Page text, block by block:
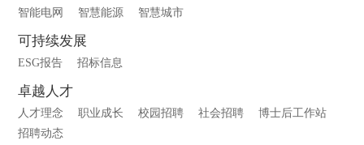
智能电网 智慧能源 智慧城市
可持续发展
ESG报告 招标信息
卓越人才
人才理念 职业成长 校园招聘 社会招聘
博士后工作站
招聘动态